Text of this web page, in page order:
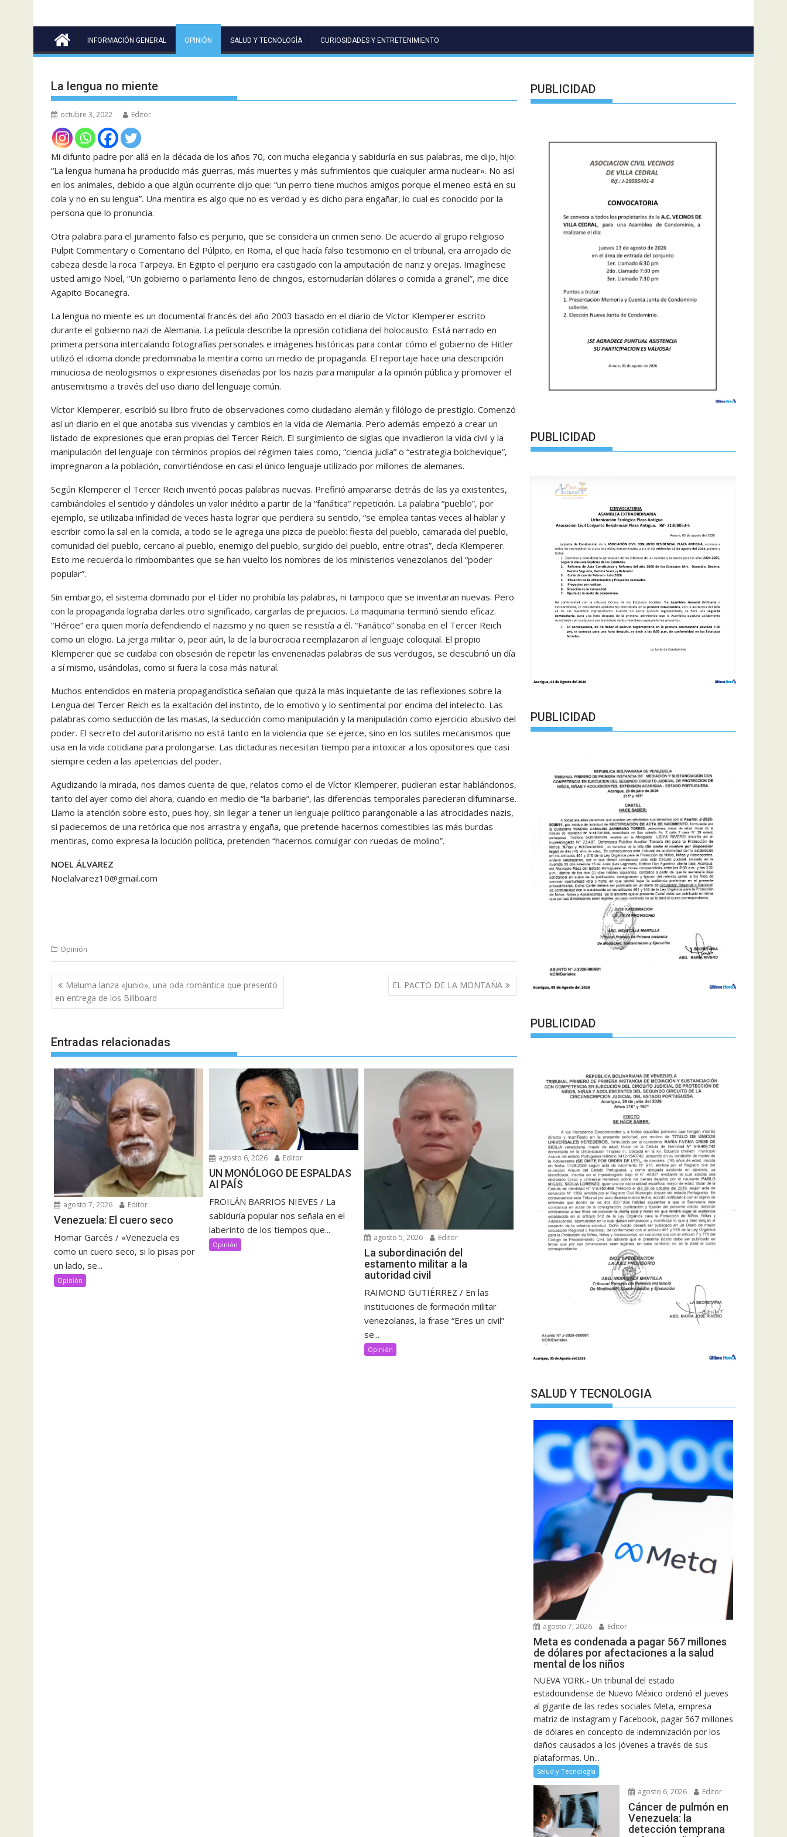
INFORMACIÓN GENERAL OPINIÓN SALUD Y TECNOLOGÍA CURIOSIDADES Y ENTRETENIMIENTO
La lengua no miente
octubre 3, 2022 Editor
Mi difunto padre por allá en la década de los años 70, con mucha elegancia y sabiduría en sus palabras, me dijo, hijo:
“La lengua humana ha producido más guerras, más muertes y más sufrimientos que cualquier arma nuclear». No así
en los animales, debido a que algún ocurrente dijo que: “un perro tiene muchos amigos porque el meneo está en su
cola y no en su lengua”. Una mentira es algo que no es verdad y es dicho para engañar, lo cual es conocido por la
persona que lo pronuncia.
Otra palabra para el juramento falso es perjurio, que se considera un crimen serio. De acuerdo al grupo religioso
Pulpit Commentary o Comentario del Púlpito, en Roma, el que hacía falso testimonio en el tribunal, era arrojado de
cabeza desde la roca Tarpeya. En Egipto el perjurio era castigado con la amputación de nariz y orejas. Imagínese
usted amigo Noel, “Un gobierno o parlamento lleno de chingos, estornudarían dólares o comida a granel”, me dice
Agapito Bocanegra.
La lengua no miente es un documental francés del año 2003 basado en el diario de Víctor Klemperer escrito
durante el gobierno nazi de Alemania. La película describe la opresión cotidiana del holocausto. Está narrado en
primera persona intercalando fotografías personales e imágenes históricas para contar cómo el gobierno de Hitler
utilizó el idioma donde predominaba la mentira como un medio de propaganda. El reportaje hace una descripción
minuciosa de neologismos o expresiones diseñadas por los nazis para manipular a la opinión pública y promover el
antisemitismo a través del uso diario del lenguaje común.
Víctor Klemperer, escribió su libro fruto de observaciones como ciudadano alemán y filólogo de prestigio. Comenzó
así un diario en el que anotaba sus vivencias y cambios en la vida de Alemania. Pero además empezó a crear un
listado de expresiones que eran propias del Tercer Reich. El surgimiento de siglas que invadieron la vida civil y la
manipulación del lenguaje con términos propios del régimen tales como, “ciencia judía” o “estrategia bolchevique”,
impregnaron a la población, convirtiéndose en casi el único lenguaje utilizado por millones de alemanes.
Según Klemperer el Tercer Reich inventó pocas palabras nuevas. Prefirió ampararse detrás de las ya existentes,
cambiándoles el sentido y dándoles un valor inédito a partir de la “fanática” repetición. La palabra “pueblo”, por
ejemplo, se utilizaba infinidad de veces hasta lograr que perdiera su sentido, “se emplea tantas veces al hablar y
escribir como la sal en la comida, a todo se le agrega una pizca de pueblo: fiesta del pueblo, camarada del pueblo,
comunidad del pueblo, cercano al pueblo, enemigo del pueblo, surgido del pueblo, entre otras”, decía Klemperer.
Esto me recuerda lo rimbombantes que se han vuelto los nombres de los ministerios venezolanos del “poder
popular”.
Sin embargo, el sistema dominado por el Líder no prohibía las palabras, ni tampoco que se inventaran nuevas. Pero
con la propaganda lograba darles otro significado, cargarlas de prejuicios. La maquinaria terminó siendo eficaz.
“Héroe” era quien moría defendiendo el nazismo y no quien se resistía a él. “Fanático” sonaba en el Tercer Reich
como un elogio. La jerga militar o, peor aún, la de la burocracia reemplazaron al lenguaje coloquial. El propio
Klemperer que se cuidaba con obsesión de repetir las envenenadas palabras de sus verdugos, se descubrió un día
a sí mismo, usándolas, como si fuera la cosa más natural.
Muchos entendidos en materia propagandística señalan que quizá la más inquietante de las reflexiones sobre la
Lengua del Tercer Reich es la exaltación del instinto, de lo emotivo y lo sentimental por encima del intelecto. Las
palabras como seducción de las masas, la seducción como manipulación y la manipulación como ejercicio abusivo del
poder. El secreto del autoritarismo no está tanto en la violencia que se ejerce, sino en los sutiles mecanismos que
usa en la vida cotidiana para prolongarse. Las dictaduras necesitan tiempo para intoxicar a los opositores que casi
siempre ceden a las apetencias del poder.
Agudizando la mirada, nos damos cuenta de que, relatos como el de Víctor Klemperer, pudieran estar hablándonos,
tanto del ayer como del ahora, cuando en medio de “la barbarie”, las diferencias temporales parecieran difuminarse.
Llamo la atención sobre esto, pues hoy, sin llegar a tener un lenguaje político parangonable a las atrocidades nazis,
sí padecemos de una retórica que nos arrastra y engaña, que pretende hacernos comestibles las más burdas
mentiras, como expresa la locución política, pretenden “hacernos comulgar con ruedas de molino”.
NOEL ÁLVAREZ
Noelalvarez10@gmail.com
Opinión
Navegación
de
entradas
Maluma lanza «Junio», una oda romántica que presentó
en entrega de los Billboard
EL PACTO DE LA MONTAÑA
Entradas relacionadas
agosto 7, 2026 Editor
Venezuela: El cuero seco
Homar Garcés / «Venezuela es
como un cuero seco, si lo pisas por
un lado, se...
Opinión
agosto 6, 2026 Editor
UN MONÓLOGO DE ESPALDAS
Al PAÍS
FROILÁN BARRIOS NIEVES / La
sabiduría popular nos señala en el
laberinto de los tiempos que...
Opinión
agosto 5, 2026 Editor
La subordinación del
estamento militar a la
autoridad civil
RAIMOND GUTIÉRREZ / En las
instituciones de formación militar
venezolanas, la frase “Eres un civil”
se...
Opinión
PUBLICIDAD
PUBLICIDAD
PUBLICIDAD
PUBLICIDAD
SALUD Y TECNOLOGIA
agosto 7, 2026 Editor
Meta es condenada a pagar 567 millones
de dólares por afectaciones a la salud
mental de los niños
NUEVA YORK.- Un tribunal del estado
estadounidense de Nuevo México ordenó el jueves
al gigante de las redes sociales Meta, empresa
matriz de Instagram y Facebook, pagar 567 millones
de dólares en concepto de indemnización por los
daños causados a los jóvenes a través de sus
plataformas. Un...
Salud y Tecnología
agosto 6, 2026 Editor
Cáncer de pulmón en
Venezuela: la
detección temprana